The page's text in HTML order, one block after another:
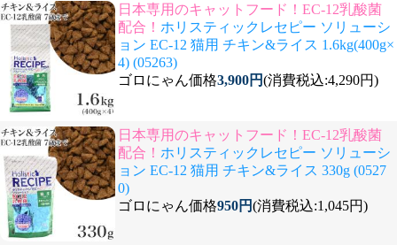
日本専用のキャットフード！EC-12乳酸菌
配合！ ホリスティックレセピー ソリューシ
ョン EC-12 猫用 チキン&ライス 1.6kg(400g×
4) (05263)
ゴロにゃん価格3,900円(消費税込:4,290円)
日本専用のキャットフード！EC-12乳酸菌
配合！ ホリスティックレセピー ソリューシ
ョン EC-12 猫用 チキン&ライス 330g (0527
0)
ゴロにゃん価格950円(消費税込:1,045円)